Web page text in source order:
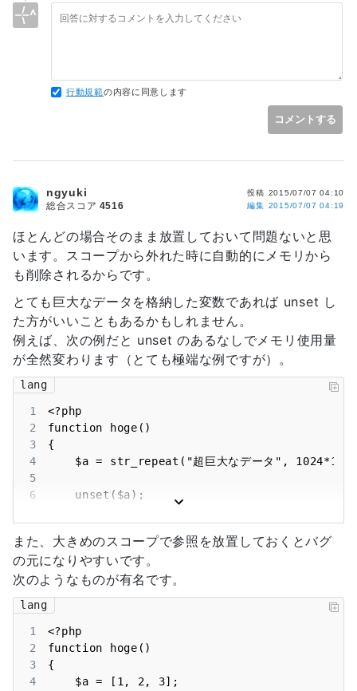
行動規範の内容に同意します
コメントする
ほとんどの場合そのまま放置しておいて問題ないと思
います。スコープから外れた時に自動的にメモリから
も削除されるからです。
とても巨大なデータを格納した変数であれば unset し
た方がいいこともあるかもしれません。
例えば、次の例だと unset のあるなしでメモリ使用量
が全然変わります（とても極端な例ですが）。
lang
1
2
3
4
5
6
9
}
また、大きめのスコープで参照を放置しておくとバグ
の元になりやすいです。
次のようなものが有名です。
lang
1
2
3
4
投稿 2015/07/07 04:10
編集 2015/07/07 04:19
ngyuki
総合スコア 4516